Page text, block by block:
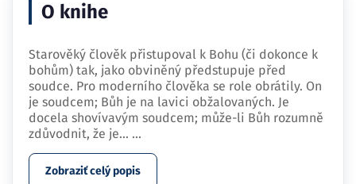
O knihe
Starověký člověk přistupoval k Bohu (či dokonce k
bohům) tak, jako obviněný předstupuje před
soudce. Pro moderního člověka se role obrátily. On
je soudcem; Bůh je na lavici obžalovaných. Je
docela shovívavým soudcem; může-li Bůh rozumně
zdůvodnit, že je… ...
Zobraziť celý popis